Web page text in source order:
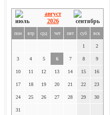
август
2026
пон втр срд чет пят суб вск
1 2
3 4 5 6 7 8 9
10 11 12 13 14 15 16
17 18 19 20 21 22 23
24 25 26 27 28 29 30
31